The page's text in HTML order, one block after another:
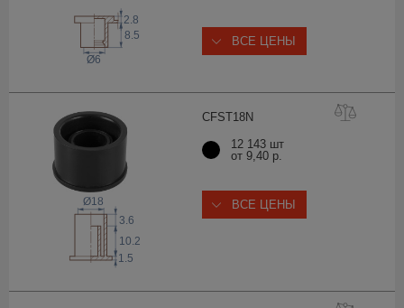
Ø6
2.8
8.5
ВСЕ ЦЕНЫ
CFST18N
1.5
10.2
Ø18
3.6
12 143 шт
от 9,40 р.
ВСЕ ЦЕНЫ